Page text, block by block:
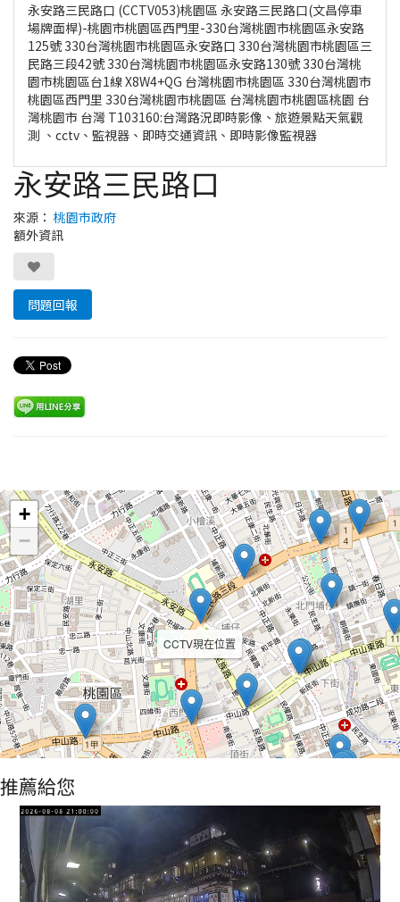
永安路三民路口 (CCTV053)桃園區 永安路三民路口(文昌停車
場牌面桿)-桃園市桃園區西門里-330台灣桃園市桃園區永安路
125號 330台灣桃園市桃園區永安路口 330台灣桃園市桃園區三
民路三段42號 330台灣桃園市桃園區永安路130號 330台灣桃
園市桃園區台1線 X8W4+QG 台灣桃園市桃園區 330台灣桃園市
桃園區西門里 330台灣桃園市桃園區 台灣桃園市桃園區桃園 台
灣桃園市 台灣 T103160:台灣路況即時影像、旅遊景點天氣觀
測 、cctv、監視器、即時交通資訊、即時影像監視器
永安路三民路口
來源： 桃園市政府
額外資訊
問題回報
CCTV現在位置
+
−
推薦給您